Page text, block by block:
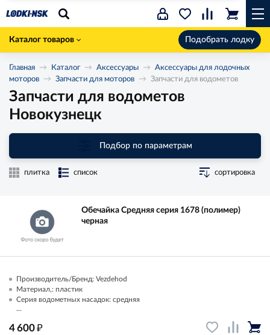
Каталог товаров Подобрать лодку
Главная Каталог Аксессуары
Аксессуары для лодочных
моторов
Запчасти для моторов Запчасти для водометов
Запчасти для водометов
Новокузнецк
Подбор по параметрам
плитка список сортировка
Обечайка Средняя серия 1678 (полимер)
черная
Производитель/Бренд: Vezdehod
Материал,: пластик
Серия водометных насадок: средняя
...
4 600₽